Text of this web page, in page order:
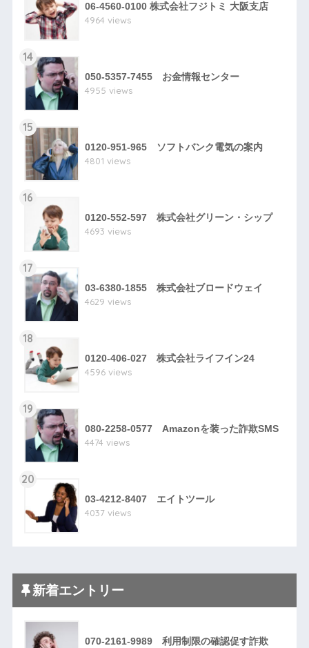
06-4560-0100 株式会社フジトミ 大阪支店
4964 views
14
050-5357-7455 お金情報センター
4955 views
15
0120-951-965 ソフトバンク電気の案内
4801 views
16
0120-552-597 株式会社グリーン・シップ
4693 views
17
03-6380-1855 株式会社ブロードウェイ
4629 views
18
0120-406-027 株式会社ライフイン24
4596 views
19
080-2258-0577 Amazonを装った詐欺SMS
4474 views
20
03-4212-8407 エイトツール
4037 views
新着エントリー
070-2161-9989 利用制限の確認促す詐欺